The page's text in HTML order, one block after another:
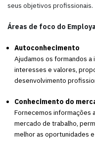
seus objetivos profissionais.
Áreas de foco do
Autoconhecimento
Ajudamos os formandos
interesses e valores,
desenvolvimento
Conhecimento do
Fornecemos informações
mercado de trabalho,
melhor as oportunidades